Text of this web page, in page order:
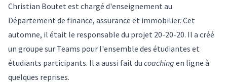
Christian Boutet est chargé d'enseignement au
Département de finance, assurance et immobilier. Cet
automne, il était le responsable du projet 20-20-20. Il a créé
un groupe sur Teams pour l'ensemble des étudiantes et
étudiants participants. Il a aussi fait du coaching en ligne à
quelques reprises.